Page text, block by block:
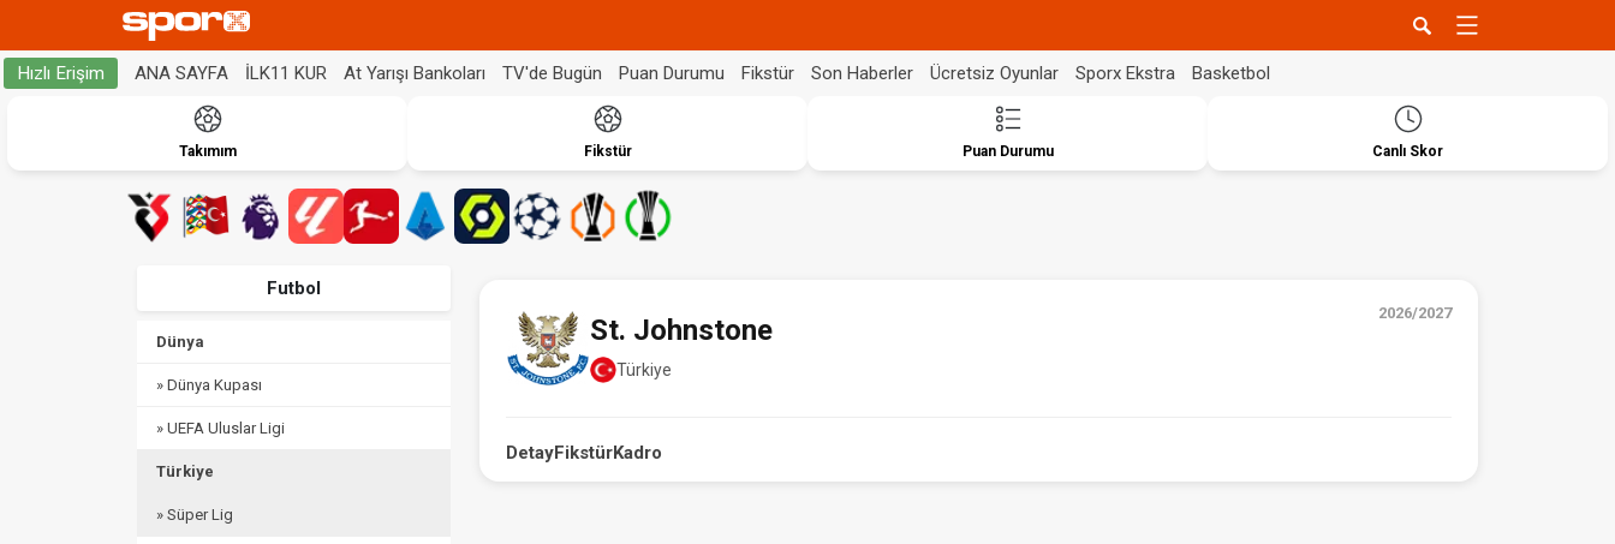
Hızlı Erişim ANA SAYFA İLK11 KUR At Yarışı Bankoları TV'de Bugün Puan Durumu Fikstür Son Haberler Ücretsiz Oyunlar Sporx Ekstra Basketbol
Takımım Fikstür Puan Durumu Canlı Skor
Futbol
Dünya
» Dünya Kupası
» UEFA Uluslar Ligi
Türkiye
» Süper Lig
2026/2027
St. Johnstone
Türkiye
DetayFikstürKadro